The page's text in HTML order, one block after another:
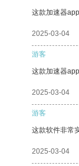
这款加速器
2025-03-04
游客
这款加速器
2025-03-04
游客
这款软件非常
2025-03-04